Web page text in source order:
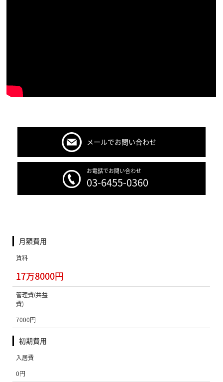
メールでお問い合わせ
お電話でお問い合わせ
03-6455-0360
月額費用
賃料
17万8000円
管理費(共益
費)
7000円
初期費用
入居費
0円